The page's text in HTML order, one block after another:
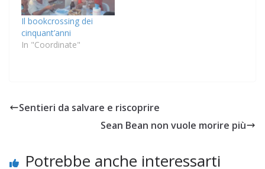
Il bookcrossing dei
cinquant’anni
In "Coordinate"
Sentieri da salvare e riscoprire
Sean Bean non vuole morire più
Potrebbe anche interessarti